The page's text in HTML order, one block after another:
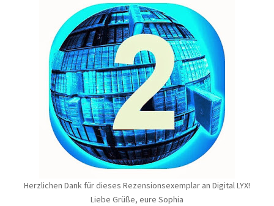
Herzlichen Dank für dieses Rezensionsexemplar an Digital LYX!
Liebe Grüße, eure Sophia